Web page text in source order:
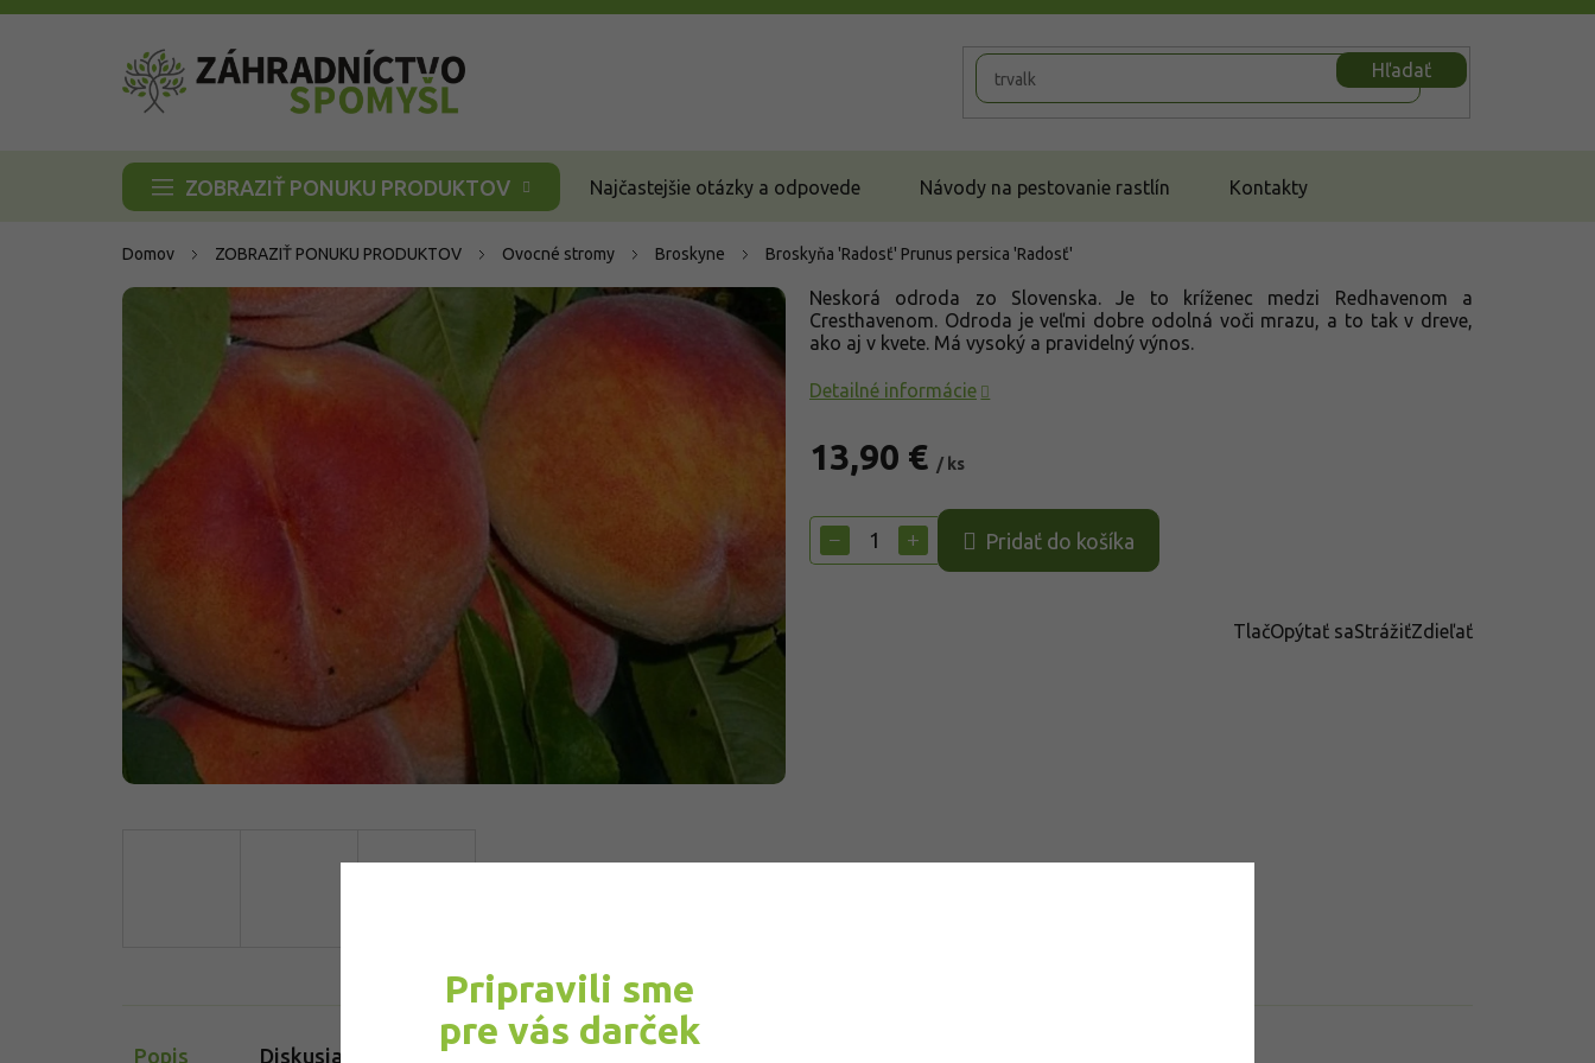
Prejsť
Hľadať
ZOBRAZIŤ PONUKU PRODUKTOV Najčastejšie otázky a odpovede Návody na pestovanie rastlín Kontakty
Domov ZOBRAZIŤ PONUKU PRODUKTOV Ovocné stromy Broskyne Broskyňa 'Radosť' Prunus persica 'Radosť'
13,90 € / ks
cena:
+
− Pridať do košíka
Neskorá odroda zo Slovenska. Je to kríženec medzi Redhavenom a
Cresthavenom. Odroda je veľmi dobre odolná voči mrazu, a to tak v dreve,
ako aj v kvete. Má vysoký a pravidelný výnos.
Detailné informácie
TlačOpýtať saStrážiťZdieľať
Popis Diskusia
Pripravili sme
pre vás darček